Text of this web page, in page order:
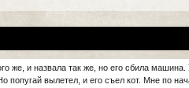
же, и назвала так же, но его сбила
попугай вылетел, и его съел кот. Мне по